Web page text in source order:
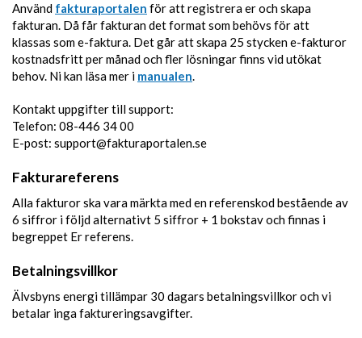
Använd fakturaportalen för att registrera er och skapa
fakturan. Då får fakturan det format som behövs för att
klassas som e-faktura. Det går att skapa 25 stycken e-fakturor
kostnadsfritt per månad och fler lösningar finns vid utökat
behov. Ni kan läsa mer i manualen.
Kontakt uppgifter till support:
Telefon: 08-446 34 00
E-post: support@fakturaportalen.se
Fakturareferens
Alla fakturor ska vara märkta med en referenskod bestående av
6 siffror i följd alternativt 5 siffror + 1 bokstav och finnas i
begreppet Er referens.
Betalningsvillkor
Älvsbyns energi tillämpar 30 dagars betalningsvillkor och vi
betalar inga faktureringsavgifter.